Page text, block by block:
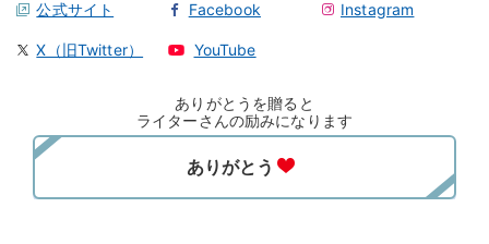
公式サイト Facebook Instagram
X（旧Twitter） YouTube
ありがとうを贈ると
ライターさんの励みになります